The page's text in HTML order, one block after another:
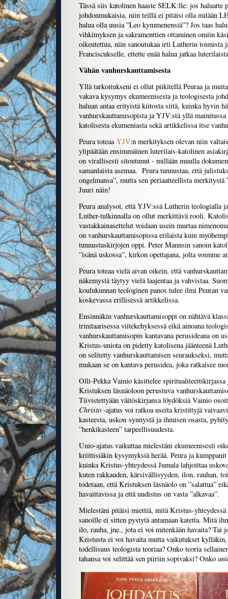
Tässä siis katolinen haaste SELK:lle: jos haluatte
johdonmukaisia, niin teillä ei pitäisi olla mitään
halua olla uusia ”Leo kymmenensiä”? Jos taas
vihkimyksen ja sakramenttien ottaminen omiin
oikeutettua, niin sanoutukaa irti Lutherin toimista
Franciscukselle, ettette enää halua jatkaa
Vähän vanhurskauttamisesta
Yllä tarkoitukseni ei ollut piikitellä Peuraa ja
vakava kysymys ekumeenisesta ja teologisesta
haluan antaa erityistä kiitosta siitä, kuinka hyvin
vanhurskauttamisopista ja YJV:stä yllä
katolisesta ekumeniasta sekä artikkelissa itse
Peura toteaa YJV:n merkityksen olevan niin
ylipäätään ensimmäinen luterilais-katolinen
on virallisesti sitoutunut - millään muulla
samanlaista asemaa. Peura tunnustaa, että
ongelmansa”, mutta sen periaatteellista
Juuri näin!
Peura analysoi, että YJV:ssä Lutherin teologialla
Luther-tulkinnalla on ollut merkittävä rooli.
vastakkainasettelut voidaan usein murtaa
on vanhurskauttamisopissa erilaista kuin
tunnustuskirjojen oppi. Peter Mannsin sanoin
”isänä uskossa”, kirkon opettajana, jolta voimme
Peura toteaa vielä aivan oikein, että
näkemystä täytyy vielä laajentaa ja vahvistaa.
koulukunnan teologinen panos tulee ilmi Peuran
koskevassa erillisessä artikkelissa.
Ensinnäkin vanhurskauttamisoppi on nähtävä
trinitaarisessa viitekehyksessä eikä ainoana
vanhurskauttamisopin kantavana perusideana on
Kristus-uniota on pidetty katolisena jäänteenä
on selitetty vanhurskauttamisen seuraukseksi,
mukaan se on kantava perusidea, joka ratkaisee
Olli-Pekka Vainio käsittelee
Kristuksen läsnäoloon perustuva
Tiivistettyään väitöskirjansa löydöksiä Vainio
Christo -ajatus voi ratkoa useita kristittyjä
kasteesta, uskon synnystä ja ihmisen osasta,
”henkikasteen” tarpeellisuudesta.
Unio-ajatus vaikuttaa mielestäni ekumeenisesti
kriittisiäkin kysymyksiä herää. Peura ja
kuinka Kristus-yhteydessä Jumala lahjoittaa
kuten rakkauden, kärsivällisyyden, ilon, rauhan,
todetaan, että Kristuksen läsnäolo on ”salattua”
havaittavissa ja että uudistus on vasta ”alkavaa”.
Mielestäni pitäisi miettiä, mitä Kristus-yhteydessä
sanoille ei sitten pystytä antamaan katetta. Mitä
ilo, rauha, jne., jota ei voi mitenkään havaita? Tai
Kristusta ei voi havaita mutta vaikutukset
todellisuus teologista teoriaa? Onko teoria
tahansa voi selittää sen piiriin sopivaksi? Onko